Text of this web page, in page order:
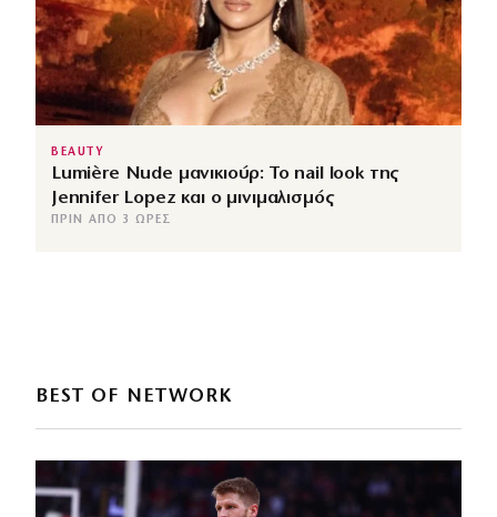
BEAUTY
Lumière Nude μανικιούρ: Το nail look της
Jennifer Lopez και ο μινιμαλισμός
ΠΡΙΝ ΑΠΌ 3 ΏΡΕΣ
BEST OF NETWORK